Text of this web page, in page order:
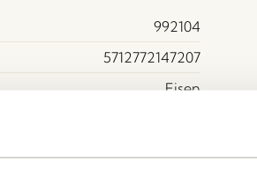
992104
5712772147207
Eisen